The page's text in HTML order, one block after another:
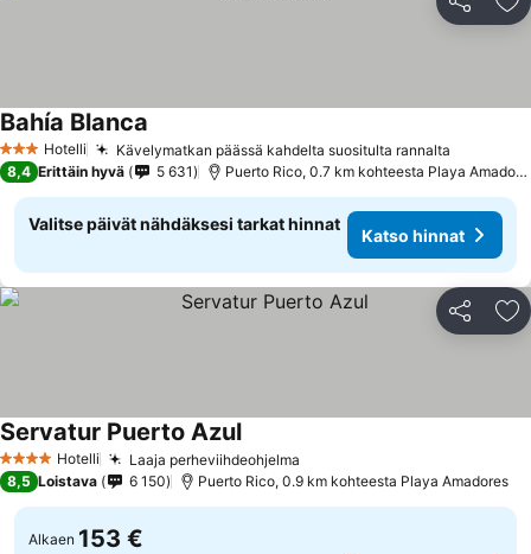
Jaa
3 Tähtiluokitus
Hotelli Kävelymatkan päässä kahdelta suositulta rannalta
Bahía Blanca
8,4 Erittäin hyvä 5 631 Puerto Rico, 0.7 km kohteesta Playa Amadores
Valitse päivät nähdäksesi tarkat hinnat
Katso hinnat
Jaa
4 Tähtiluokitus
Hotelli Laaja perheviihdeohjelma
Servatur Puerto Azul
8,5 Loistava 6 150 Puerto Rico, 0.9 km kohteesta Playa Amadores
Alkaen 153 €